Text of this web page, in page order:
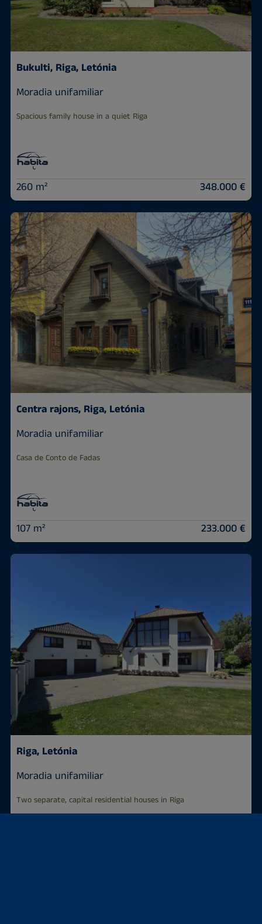
Bukulti, Riga, Letónia
Moradia unifamiliar
Spacious family house in a quiet Riga
260 m² 348.000 €
Centra rajons, Riga, Letónia
Moradia unifamiliar
Casa de Conto de Fadas
107 m² 233.000 €
Riga, Letónia
Moradia unifamiliar
Two separate, capital residential houses in Riga